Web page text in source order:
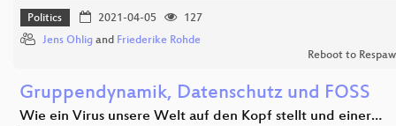
Politics 2021-04-05
127
Jens Ohlig and Friederike Rohde
Reboot to
Gruppendynamik, Datenschutz und FOSS
Wie ein Virus unsere Welt auf den Kopf stellt und einer…